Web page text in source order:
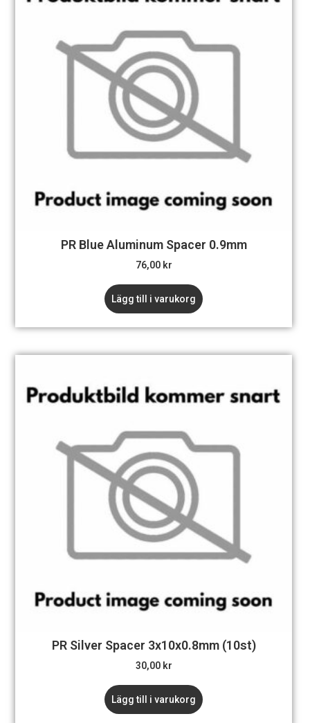
PR Blue Aluminum Spacer 0.9mm
76,00 kr
Lägg till i varukorg
PR Silver Spacer 3x10x0.8mm (10st)
30,00 kr
Lägg till i varukorg